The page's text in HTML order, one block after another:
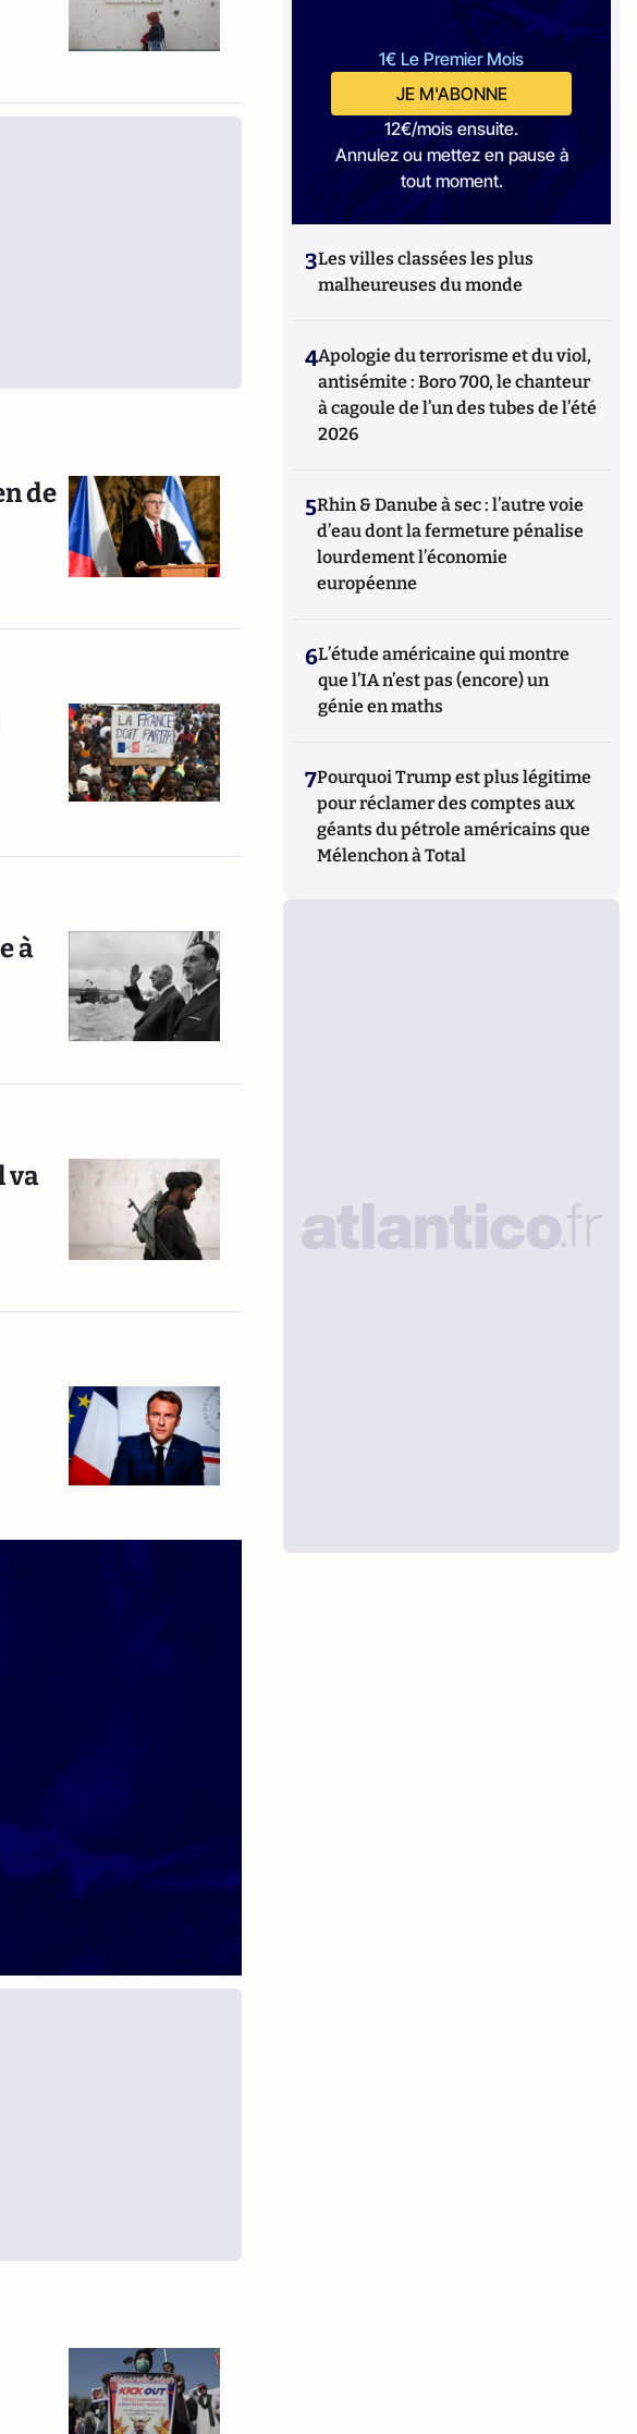
de
à
va
1€ Le Premier Mois
JE M'ABONNE
12€/mois ensuite.
Annulez ou mettez en pause à
tout moment.
3Les villes classées les plus
malheureuses du monde
4Apologie du terrorisme et du viol,
antisémite : Boro 700, le chanteur
à cagoule de l’un des tubes de l’été
2026
5Rhin & Danube à sec : l’autre voie
d’eau dont la fermeture pénalise
lourdement l’économie
européenne
6L’étude américaine qui montre
que l’IA n’est pas (encore) un
génie en maths
7Pourquoi Trump est plus légitime
pour réclamer des comptes aux
géants du pétrole américains que
Mélenchon à Total